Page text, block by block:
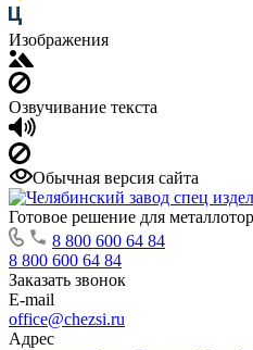
Изображения
Озвучивание текста
Обычная версия сайта
Готовое решение для
8 800 600 64 84
8 800 600 64 84
Заказать звонок
E-mail
office@chezsi.ru
Адрес